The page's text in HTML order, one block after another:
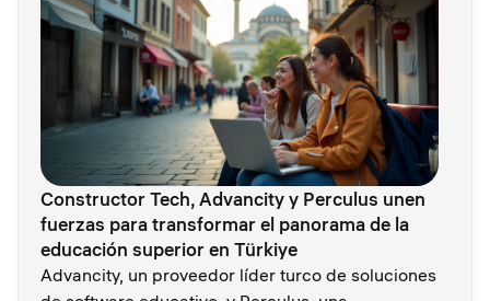
Constructor Tech, Advancity y Perculus unen
fuerzas para transformar el panorama de la
educación superior en Türkiye
Advancity, un proveedor líder turco de soluciones